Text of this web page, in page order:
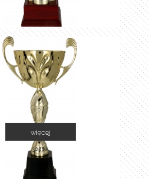
3086A
więcej